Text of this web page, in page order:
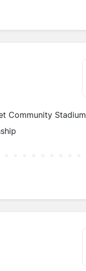
Community Stadium